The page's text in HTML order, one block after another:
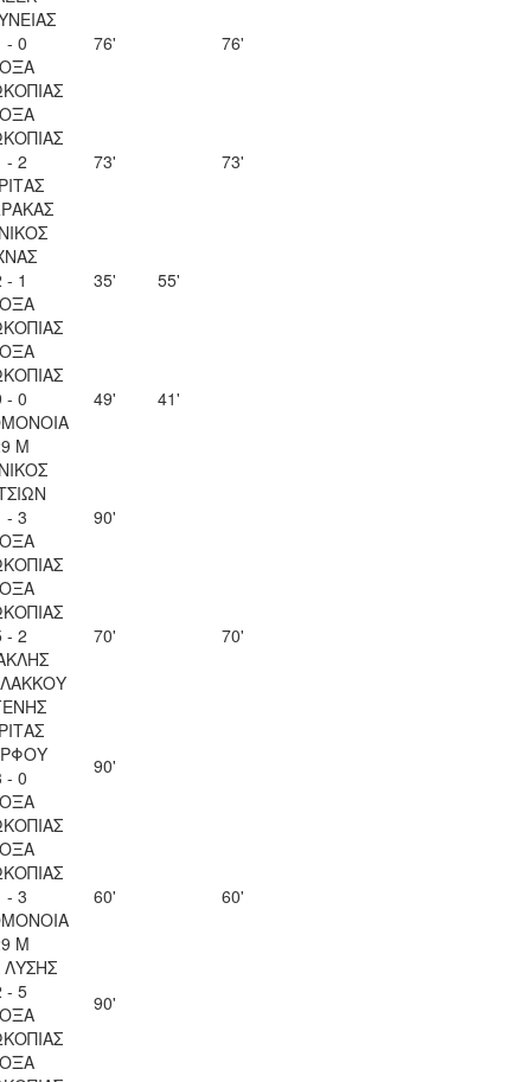
- 0
76' 76'
- 2
73' 73'
- 1
35' 55'
- 0
Μ
49' 41'
- 3
90'
- 2
70' 70'
- 0
90'
- 3
Μ
60' 60'
ΛΥΣΗΣ
- 5
90'